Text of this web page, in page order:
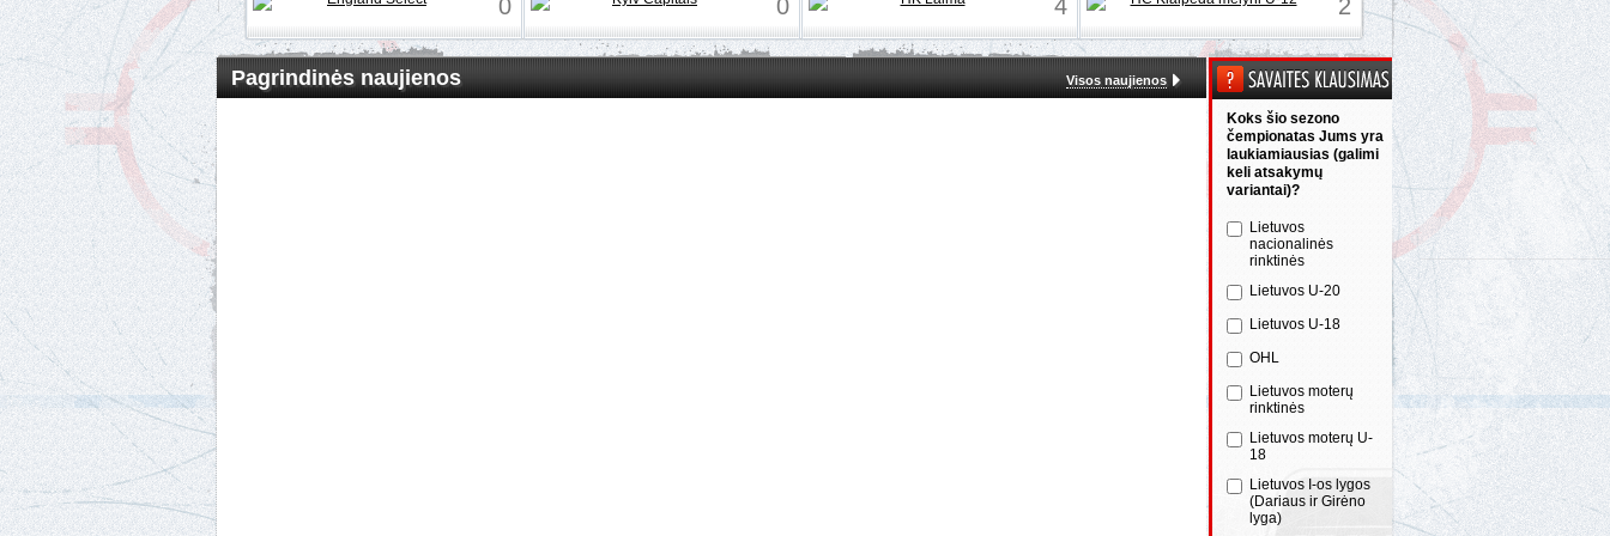
0 0 4 2
Pagrindinės naujienos Visos naujienos
Koks šio sezono
čempionatas Jums yra
laukiamiausias (galimi
keli atsakymų
variantai)?
Lietuvos
nacionalinės
rinktinės
Lietuvos U-20
Lietuvos U-18
OHL
Lietuvos moterų
rinktinės
Lietuvos moterų U-
18
Lietuvos I-os lygos
(Dariaus ir Girėno
lyga)